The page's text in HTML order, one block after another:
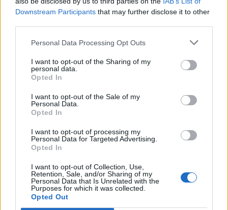
Downstream Participants that may further disclose it to other
Personal Data Processing Opt Outs
I want to opt-out of the Sharing of my
personal data.
Opted In
I want to opt-out of the Sale of my
Personal Data.
Opted In
I want to opt-out of processing my
Personal Data for Targeted Advertising.
Opted In
I want to opt-out of Collection, Use,
Retention, Sale, and/or Sharing of my
Personal Data that Is Unrelated with the
Purposes for which it was collected.
Opted Out
και τα κατά κάθε δίαιτας
υπουργείο Εθνικής Αμυνας
healthstories